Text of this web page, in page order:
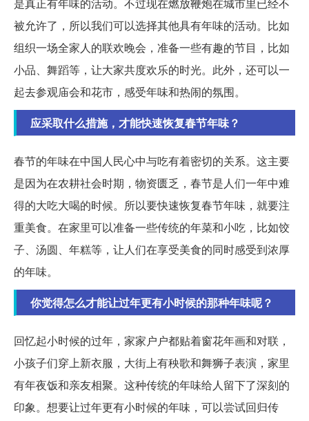
被允许了，所以我们可以选择其他具有年味的活动。比如
组织一场全家人的联欢晚会，准备一些有趣的节目，比如
小品、舞蹈等，让大家共度欢乐的时光。此外，还可以一
起去参观庙会和花市，感受年味和热闹的氛围。
应采取什么措施，才能快速恢复春节年味？
春节的年味在中国人民心中与吃有着密切的关系。这主要
是因为在农耕社会时期，物资匮乏，春节是人们一年中难
得的大吃大喝的时候。所以要快速恢复春节年味，就要注
重美食。在家里可以准备一些传统的年菜和小吃，比如饺
子、汤圆、年糕等，让人们在享受美食的同时感受到浓厚
的年味。
你觉得怎么才能让过年更有小时候的那种年味呢？
回忆起小时候的过年，家家户户都贴着窗花年画和对联，
小孩子们穿上新衣服，大街上有秧歌和舞狮子表演，家里
有年夜饭和亲友相聚。这种传统的年味给人留下了深刻的
印象。想要让过年更有小时候的年味，可以尝试回归传